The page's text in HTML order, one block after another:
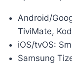
Android/
TiviMate,
iOS/tvOS:
Samsung